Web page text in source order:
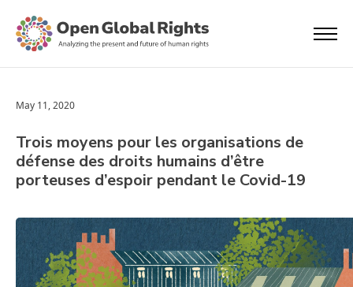
May 11, 2020
Trois moyens pour les organisations de
défense des droits humains d’être
porteuses d’espoir pendant le Covid-19